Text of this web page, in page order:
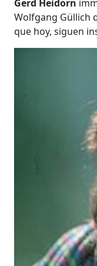
Gerd Heidorn
Wolfgang Güllich
que hoy, siguen